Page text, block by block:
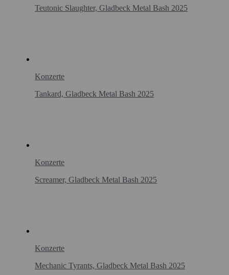
Teutonic Slaughter, Gladbeck Metal Bash 2025
Konzerte
Tankard, Gladbeck Metal Bash 2025
Konzerte
Screamer, Gladbeck Metal Bash 2025
Konzerte
Mechanic Tyrants, Gladbeck Metal Bash 2025